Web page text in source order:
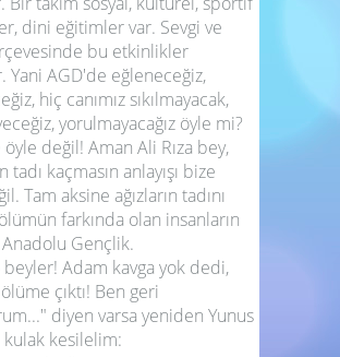
dini eğitimler var. Sevgi ve
bu etkinlikler
Yani AGD'de eğleneceğiz,
hiç canımız sıkılmayacak,
yorulmayacağız öyle mi?
değil! Aman Ali Rıza bey,
tadı kaçmasın anlayışı bize
Tam aksine ağızların tadını
farkında olan insanların
Gençlik.
Adam kavga yok dedi,
çıktı! Ben geri
diyen varsa yeniden Yunus
kulak kesilelim: